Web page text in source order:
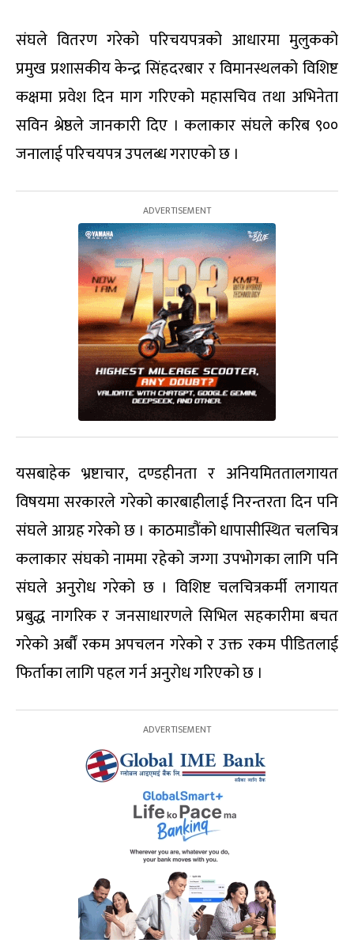
संघले वितरण गरेको परिचयपत्रको आधारमा मुलुकको
प्रमुख प्रशासकीय केन्द्र सिंहदरबार र विमानस्थलको विशिष्ट
कक्षमा प्रवेश दिन माग गरिएको महासचिव तथा अभिनेता
सविन श्रेष्ठले जानकारी दिए । कलाकार संघले करिब ९००
जनालाई परिचयपत्र उपलब्ध गराएको छ ।
यसबाहेक भ्रष्टाचार, दण्डहीनता र अनियमिततालगायत
विषयमा सरकारले गरेको कारबाहीलाई निरन्तरता दिन पनि
संघले आग्रह गरेको छ । काठमाडौंको धापासीस्थित चलचित्र
कलाकार संघको नाममा रहेको जग्गा उपभोगका लागि पनि
संघले अनुरोध गरेको छ । विशिष्ट चलचित्रकर्मी लगायत
प्रबुद्ध नागरिक र जनसाधारणले सिभिल सहकारीमा बचत
गरेको अर्बौं रकम अपचलन गरेको र उक्त रकम पीडितलाई
फिर्ताका लागि पहल गर्न अनुरोध गरिएको छ ।